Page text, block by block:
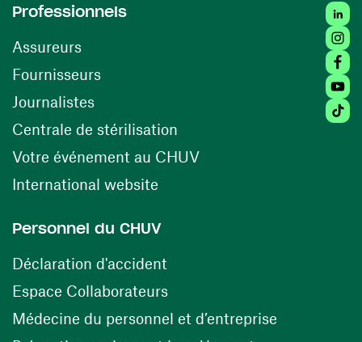
Professionnels
Assureurs
Fournisseurs(ouvre une nouvelle fenêtre)
Journalistes
Centrale de stérilisation (ouvre une nouvelle
Votre événement au CHUV(ouvre une nouvelle
International website
Personnel du CHUV
Déclaration d'accident
Espace Collaborateurs(ouvre une nouvelle fenêtre)
Médecine du personnel et d’entreprise